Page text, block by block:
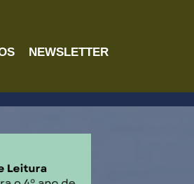
NEWSLETTER